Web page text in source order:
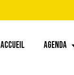
ACCUEIL AGENDA